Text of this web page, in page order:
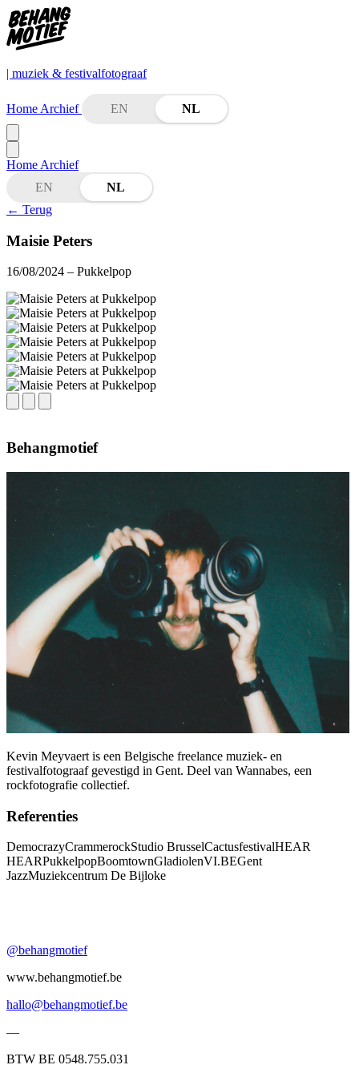
| muziek & festivalfotograaf
Home Archief EN NL
Home Archief
EN
NL
← Terug
Maisie Peters
16/08/2024 – Pukkelpop
Behangmotief
Kevin Meyvaert is een Belgische freelance muziek- en
festivalfotograaf gevestigd in Gent. Deel van Wannabes, een
rockfotografie collectief.
Referenties
DemocrazyCrammerockStudio BrusselCactusfestivalHEAR
HEARPukkelpopBoomtownGladiolenVI.BEGent
JazzMuziekcentrum De Bijloke
@behangmotief
www.behangmotief.be
hallo@behangmotief.be
—
BTW BE 0548.755.031